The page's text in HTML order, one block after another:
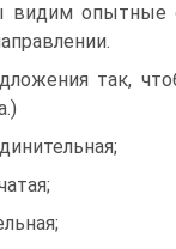
опытные
так,